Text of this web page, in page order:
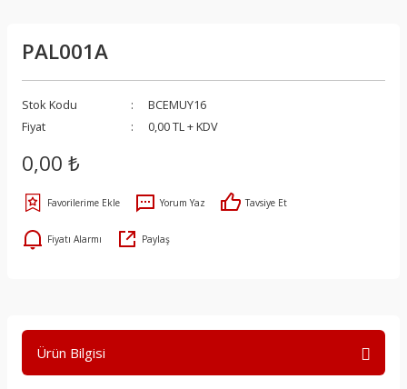
PAL001A
Stok Kodu
BCEMUY16
Fiyat
0,00 TL + KDV
0,00 ₺
Yorum Yaz Tavsiye Et
Fiyatı Alarmı Paylaş
Ürün Bilgisi